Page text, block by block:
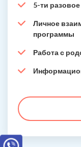
5-ти
Личное
программы
Работа с